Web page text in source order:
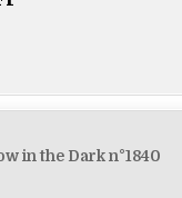
m p
in the Dark n°1840